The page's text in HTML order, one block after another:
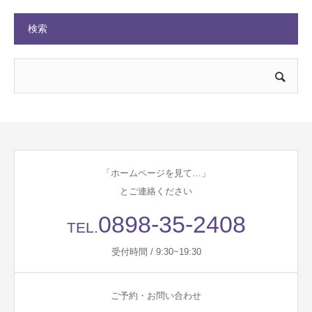
検索
「ホームページを見て…」
とご連絡ください
TEL.0898-35-2408
受付時間 / 9:30~19:30
ご予約・お問い合わせ